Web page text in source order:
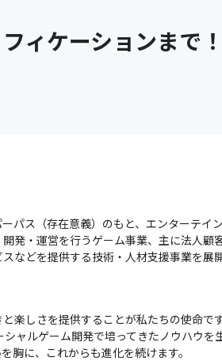
ィケーションまで
ーパス（存在意義）のもと、エンターテイ
発・運営を行うゲーム事業、主に法人顧
などを提供する技術・人材支援事業を展
楽しさを提供することが私たちの使命で
ャルゲーム開発で培ってきたノウハウを
胸に、これからも進化を続けます。